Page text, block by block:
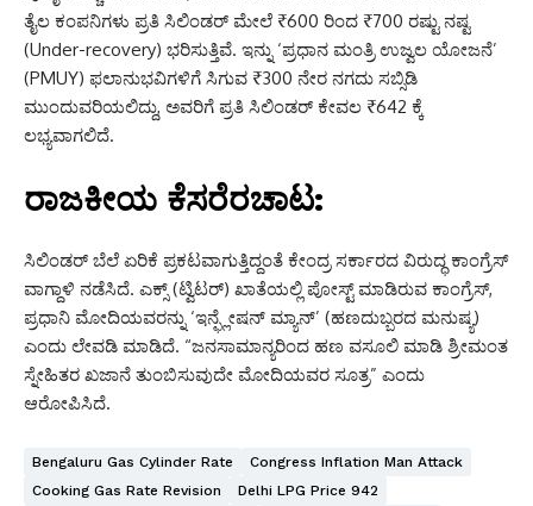
ತೈಲ ಕಂಪನಿಗಳು ಪ್ರತಿ ಸಿಲಿಂಡರ್ ಮೇಲೆ ₹600 ರಿಂದ ₹700 ರಷ್ಟು ನಷ್ಟ
(Under-recovery) ಭರಿಸುತ್ತಿವೆ. ಇನ್ನು ‘ಪ್ರಧಾನ ಮಂತ್ರಿ ಉಜ್ವಲ ಯೋಜನೆ’
(PMUY) ಫಲಾನುಭವಿಗಳಿಗೆ ಸಿಗುವ ₹300 ನೇರ ನಗದು ಸಬ್ಸಿಡಿ
ಮುಂದುವರಿಯಲಿದ್ದು, ಅವರಿಗೆ ಪ್ರತಿ ಸಿಲಿಂಡರ್ ಕೇವಲ ₹642 ಕ್ಕೆ
ಲಭ್ಯವಾಗಲಿದೆ.
ರಾಜಕೀಯ ಕೆಸರೆರಚಾಟ:
ಸಿಲಿಂಡರ್ ಬೆಲೆ ಏರಿಕೆ ಪ್ರಕಟವಾಗುತ್ತಿದ್ದಂತೆ ಕೇಂದ್ರ ಸರ್ಕಾರದ ವಿರುದ್ಧ ಕಾಂಗ್ರೆಸ್
ವಾಗ್ದಾಳಿ ನಡೆಸಿದೆ. ಎಕ್ಸ್ (ಟ್ವಿಟರ್) ಖಾತೆಯಲ್ಲಿ ಪೋಸ್ಟ್ ಮಾಡಿರುವ ಕಾಂಗ್ರೆಸ್,
ಪ್ರಧಾನಿ ಮೋದಿಯವರನ್ನು ‘ಇನ್ಫ್ಲೇಷನ್ ಮ್ಯಾನ್’ (ಹಣದುಬ್ಬರದ ಮನುಷ್ಯ)
ಎಂದು ಲೇವಡಿ ಮಾಡಿದೆ. “ಜನಸಾಮಾನ್ಯರಿಂದ ಹಣ ವಸೂಲಿ ಮಾಡಿ ಶ್ರೀಮಂತ
ಸ್ನೇಹಿತರ ಖಜಾನೆ ತುಂಬಿಸುವುದೇ ಮೋದಿಯವರ ಸೂತ್ರ” ಎಂದು
ಆರೋಪಿಸಿದೆ.
Bengaluru Gas Cylinder Rate
Congress Inflation Man Attack
Cooking Gas Rate Revision
Delhi LPG Price 942